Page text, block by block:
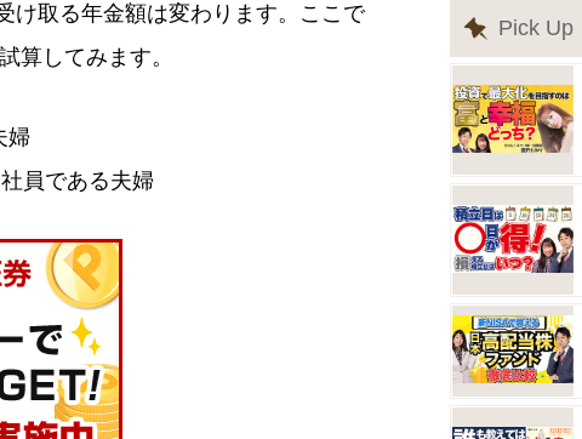
け取る年金額は変わります。ここで
算してみます。
婦
員である夫婦
Pick Up